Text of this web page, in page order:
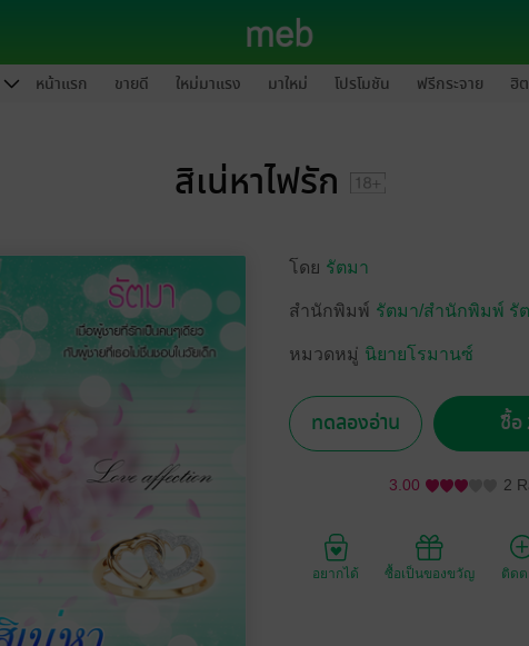
หน้าแรก ขายดี ใหม่มาแรง มาใหม่ โปรโมชัน ฟรีกระจาย ฮิ
สิเน่หาไฟรัก
โดย รัตมา
สำนักพิมพ์ รัตมา/สำนักพิมพ์ รั
หมวดหมู่ นิยายโรมานซ์
ทดลองอ่าน ซื้อ
3.00 2
อยากได้ ซื้อเป็นของขวัญ ติด